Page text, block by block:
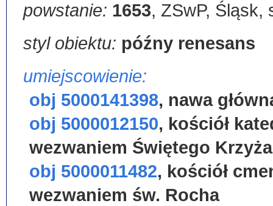
powstanie: 1653, ZSwP, Śląsk,
styl obiektu: późny renesans
umiejscowienie:
obj 5000141398, nawa
obj 5000012150, kościół
wezwaniem Świętego Krzyża
obj 5000011482, kościół
wezwaniem św. Rocha